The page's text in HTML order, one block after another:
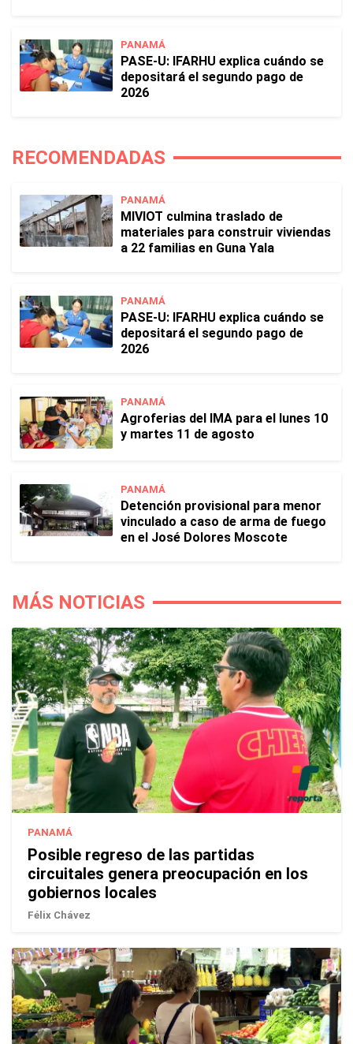
PANAMÁ
PASE-U: IFARHU explica cuándo se
depositará el segundo pago de
2026
RECOMENDADAS
PANAMÁ
MIVIOT culmina traslado de
materiales para construir viviendas
a 22 familias en Guna Yala
PANAMÁ
PASE-U: IFARHU explica cuándo se
depositará el segundo pago de
2026
PANAMÁ
Agroferias del IMA para el lunes 10
y martes 11 de agosto
PANAMÁ
Detención provisional para menor
vinculado a caso de arma de fuego
en el José Dolores Moscote
MÁS NOTICIAS
PANAMÁ
Posible regreso de las partidas
circuitales genera preocupación en los
gobiernos locales
Félix Chávez